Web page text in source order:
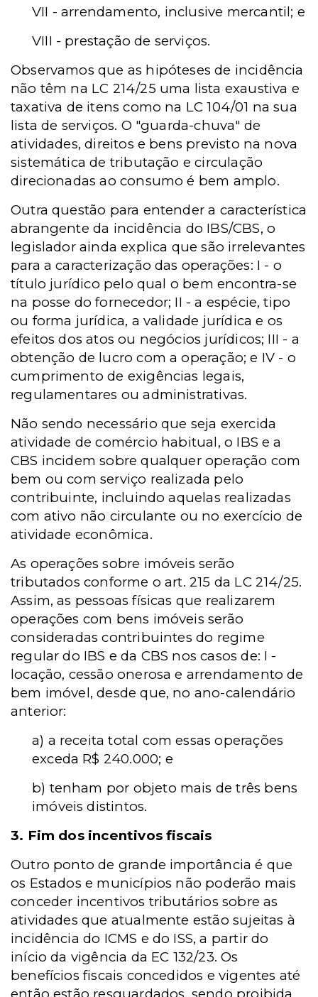
VII - arrendamento, inclusive mercantil; e
VIII - prestação de serviços.
Observamos que as hipóteses de incidência
não têm na LC 214/25 uma lista exaustiva e
taxativa de itens como na LC 104/01 na sua
lista de serviços. O "guarda-chuva" de
atividades, direitos e bens previsto na nova
sistemática de tributação e circulação
direcionadas ao consumo é bem amplo.
Outra questão para entender a característica
abrangente da incidência do IBS/CBS, o
legislador ainda explica que são irrelevantes
para a caracterização das operações: I - o
título jurídico pelo qual o bem encontra-se
na posse do fornecedor; II - a espécie, tipo
ou forma jurídica, a validade jurídica e os
efeitos dos atos ou negócios jurídicos; III - a
obtenção de lucro com a operação; e IV - o
cumprimento de exigências legais,
regulamentares ou administrativas.
Não sendo necessário que seja exercida
atividade de comércio habitual, o IBS e a
CBS incidem sobre qualquer operação com
bem ou com serviço realizada pelo
contribuinte, incluindo aquelas realizadas
com ativo não circulante ou no exercício de
atividade econômica.
As operações sobre imóveis serão
tributados conforme o art. 215 da LC 214/25.
Assim, as pessoas físicas que realizarem
operações com bens imóveis serão
consideradas contribuintes do regime
regular do IBS e da CBS nos casos de: I -
locação, cessão onerosa e arrendamento de
bem imóvel, desde que, no ano-calendário
anterior:
a) a receita total com essas operações
exceda R$ 240.000; e
b) tenham por objeto mais de três bens
imóveis distintos.
3. Fim dos incentivos fiscais
Outro ponto de grande importância é que
os Estados e municípios não poderão mais
conceder incentivos tributários sobre as
atividades que atualmente estão sujeitas à
incidência do ICMS e do ISS, a partir do
início da vigência da EC 132/23. Os
benefícios fiscais concedidos e vigentes até